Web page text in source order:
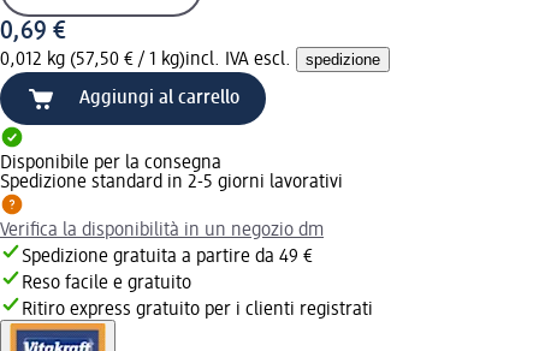
0,69 €
0,012 kg (57,50 € / 1 kg)incl. IVA escl. spedizione
Aggiungi al carrello
Disponibile per la consegna
Spedizione standard in 2-5 giorni lavorativi
Verifica la disponibilità in un negozio dm
Spedizione gratuita a partire da 49 €
Reso facile e gratuito
Ritiro express gratuito per i clienti registrati